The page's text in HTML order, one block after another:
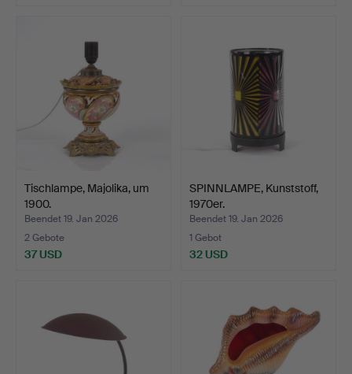
Tischlampe, Majolika, um
1900.
Beendet 19. Jan 2026
2 Gebote
37 USD
SPINNLAMPE, Kunststoff,
1970er.
Beendet 19. Jan 2026
1 Gebot
32 USD